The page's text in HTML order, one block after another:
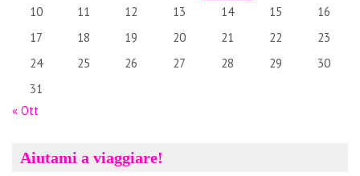
10
11 12 13 14 15
16
17
18 19 20 21 22
23
24
25 26 27 28 29
30
31
« Ott
Aiutami a viaggiare!